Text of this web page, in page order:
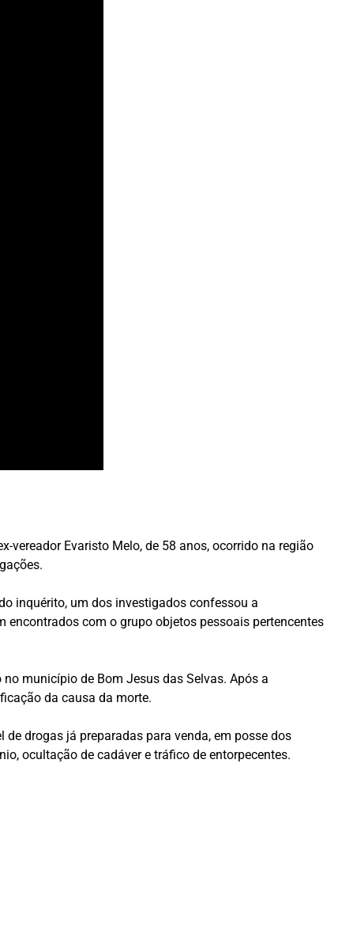
Evaristo Melo, de 58 anos, ocorrido na região
inquérito, um dos investigados confessou a
com o grupo objetos pessoais pertencentes
município de Bom Jesus das Selvas. Após a
da causa da morte.
drogas já preparadas para venda, em posse dos
ocultação de cadáver e tráfico de entorpecentes.